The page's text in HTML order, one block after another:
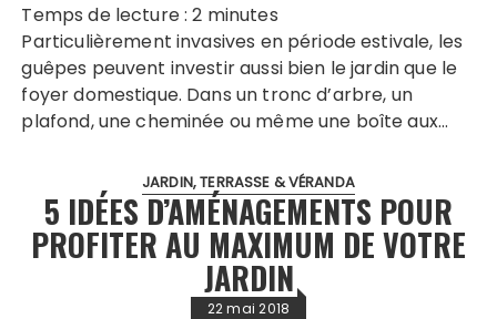
Temps de lecture :2 minutes
Particulièrement invasives en période estivale, les
guêpes peuvent investir aussi bien le jardin que le
foyer domestique. Dans un tronc d’arbre, un
plafond, une cheminée ou même une boîte aux…
JARDIN, TERRASSE & VÉRANDA
5 IDÉES D’AMÉNAGEMENTS POUR
PROFITER AU MAXIMUM DE VOTRE
JARDIN
22 mai 2018